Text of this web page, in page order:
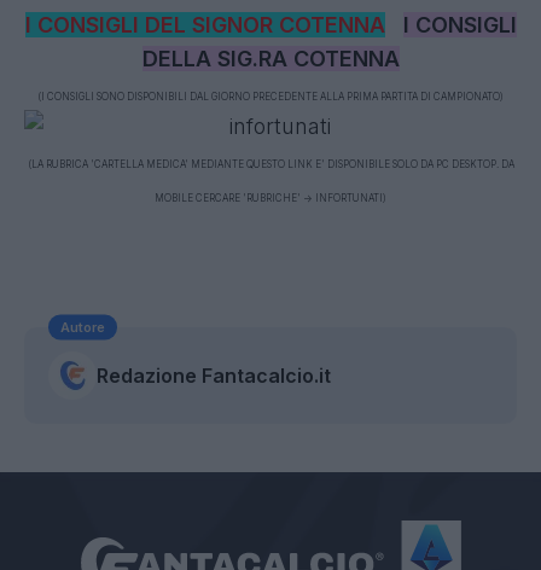
I CONSIGLI DEL SIGNOR COTENNA
I CONSIGLI
DELLA SIG.RA COTENNA
(I CONSIGLI SONO DISPONIBILI DAL GIORNO PRECEDENTE ALLA PRIMA PARTITA DI CAMPIONATO)
(LA RUBRICA 'CARTELLA MEDICA' MEDIANTE QUESTO LINK E' DISPONIBILE SOLO DA PC DESKTOP. DA
MOBILE CERCARE 'RUBRICHE' -> INFORTUNATI)
Autore
Redazione Fantacalcio.it